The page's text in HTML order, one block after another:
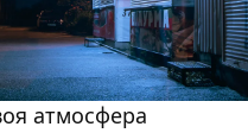
атмосфера